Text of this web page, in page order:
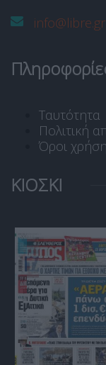
info@libre.gr
Ταυτότητα
Πολιτική
Όροι
ΚΙΟΣΚΙ